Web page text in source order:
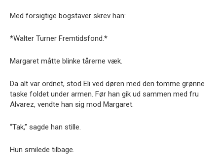
Med forsigtige bogstaver skrev han:
*Walter Turner Fremtidsfond.*
Margaret måtte blinke tårerne væk.
Da alt var ordnet, stod Eli ved døren med den tomme grønne
taske foldet under armen. Før han gik ud sammen med fru
Alvarez, vendte han sig mod Margaret.
“Tak,” sagde han stille.
Hun smilede tilbage.